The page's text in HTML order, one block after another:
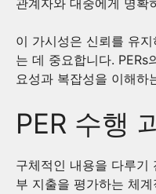
관계자와 대중에게 명확
이 가시성은 신뢰를 유
는 데 중요합니다. PERs
요성과 복잡성을 이해하
PER 수행
구체적인 내용을 다루기
부 지출을 평가하는 체